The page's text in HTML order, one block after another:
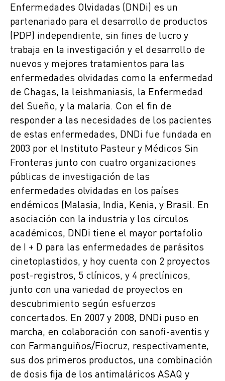
Enfermedades Olvidadas (DNDi) es un
partenariado para el desarrollo de productos
(PDP) independiente, sin fines de lucro y
trabaja en la investigación y el desarrollo de
nuevos y mejores tratamientos para las
enfermedades olvidadas como la enfermedad
de Chagas, la leishmaniasis, la Enfermedad
del Sueño, y la malaria. Con el fin de
responder a las necesidades de los pacientes
de estas enfermedades, DNDi fue fundada en
2003 por el Instituto Pasteur y Médicos Sin
Fronteras junto con cuatro organizaciones
públicas de investigación de las
enfermedades olvidadas en los países
endémicos (Malasia, India, Kenia, y Brasil. En
asociación con la industria y los círculos
académicos, DNDi tiene el mayor portafolio
de I + D para las enfermedades de parásitos
cinetoplastidos, y hoy cuenta con 2 proyectos
post-registros, 5 clínicos, y 4 preclínicos,
junto con una variedad de proyectos en
descubrimiento según esfuerzos
concertados. En 2007 y 2008, DNDi puso en
marcha, en colaboración con sanofi-aventis y
con Farmanguiños/Fiocruz, respectivamente,
sus dos primeros productos, una combinación
de dosis fija de los antimaláricos ASAQ y